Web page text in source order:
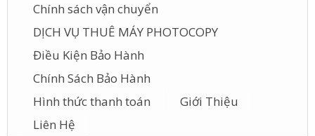
Chính sách vận chuyển
DỊCH VỤ THUÊ MÁY PHOTOCOPY
Điều Kiện Bảo Hành
Chính Sách Bảo Hành
Hình thức thanh toán
Giới Thiệu
Liên Hệ